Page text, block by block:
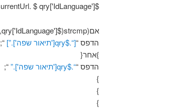
$urlWithNewLanguage = $ currentUrl. $ qry['IdLanguage'];
אם(strcmp($qry['IdLanguage'],$שפה) == 0 ){
הדפס “[“.$qry['תיאור שפה'].”]
“;
}אחר{
הדפס ““.$qry['תיאור שפה'].”
“;
}
}
}